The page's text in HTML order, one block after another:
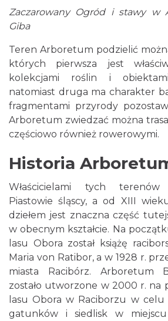
Zaczarowany Ogród i stawy w
Giba
Teren Arboretum podzielić
których pierwsza jest
kolekcjami roślin i
natomiast druga ma charakter
fragmentami przyrody
Arboretum zwiedzać można
częściowo również rowerowymi.
Historia
Właścicielami tych
Piastowie śląscy, a od XIII
dziełem jest znaczna część
w obecnym kształcie. Na
lasu Obora został książę
Maria von Ratibor, a w 1928 r.
miasta Racibórz. Arboretum
zostało utworzone w 2000 r. na
lasu Obora w Raciborzu w
gatunków i siedlisk w